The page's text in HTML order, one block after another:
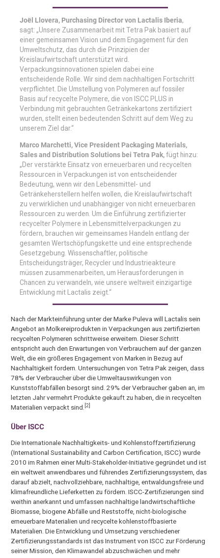
Joël Llovera, Purchasing Director von Lactalis Iberia,
sagt: „Unsere Zusammenarbeit mit Tetra Pak basiert auf
einer gemeinsamen Vision und dem Engagement für den
Umweltschutz, das durch die Prinzipien der
Kreislaufwirtschaft unterstützt wird.
Verpackungsinnovationen spielen dabei eine
entscheidende Rolle. Wir sind dem nachhaltigen Fortschritt
verpflichtet. Die Umstellung von Polymeren auf fossiler
Basis auf recycelte Polymere, die von ISCC PLUS in
Verbindung mit gebrauchten Getränkekartons zertifiziert
wurden, stellt einen bedeutenden Schritt auf dem Weg zu
unserem Ziel dar.“
Marco Marchetti, Vice President Packaging Materials,
Sales and Distribution Solutions bei Tetra Pak,fügt hinzu:
„Der verstärkte Einsatz von erneuerbaren und recycelten
Ressourcen in Verpackungen ist von entscheidender
Bedeutung, wenn wir den Lebensmittel- und
Getränkeherstellern helfen wollen, die Kreislaufwirtschaft
zu verwirklichen und unabhängiger von nicht erneuerbaren
Ressourcen zu werden. Um die Einführung zertifizierter
recycelter Polymere in Lebensmittelverpackungen zu
fördern, brauchen wir gemeinsames Handeln entlang der
gesamten Wertschöpfungskette und eine entsprechende
Gesetzgebung. Wissenschaftler, politische
Entscheidungsträger, Recycler und Industrieakteure
müssen zusammenarbeiten, um Herausforderungen in
Chancen zu verwandeln, wie unsere weltweit einzigartige
Entwicklung mit Lactalis zeigt.“
Nach der Markteinführung unter der Marke Puleva will Lactalis sein
Angebot an Molkereiprodukten in Verpackungen aus zertifizierten
recycelten Polymeren schrittweise erweitern. Dieser Schritt
entspricht auch den Erwartungen von Verbrauchern auf der ganzen
Welt, die ein größeres Engagement von Marken in Bezug auf
Nachhaltigkeit fordern. Untersuchungen von Tetra Pak zeigen, dass
78% der Verbraucher über die Umweltauswirkungen von
Kunststoffabfällen besorgt sind. 29% der Verbraucher gaben an, im
letzten Jahr vermehrt Produkte gekauft zu haben, die in recycelten
Materialien verpackt sind. [2]
Über ISCC
Die Internationale Nachhaltigkeits- und Kohlenstoffzertifizierung
(International Sustainability and Carbon Certification, ISCC) wurde
2010 im Rahmen einer Multi-Stakeholder-Initiative gegründet und ist
ein weltweit anwendbares und führendes Zertifizierungssystem, das
darauf abzielt, nachvollziehbare, nachhaltige, entwaldungsfreie und
klimafreundliche Lieferketten zu fördern. ISCC-Zertifizierungen sind
weithin anerkannt und umfassen nachhaltige landwirtschaftliche
Biomasse, biogene Abfälle und Reststoffe, nicht-biologische
erneuerbare Materialien und recycelte kohlenstoffbasierte
Materialien. Die Entwicklung und Umsetzung verschiedener
Zertifizierungsstandards ist das Instrument von ISCC zur Förderung
seiner Mission, den Klimawandel abzuschwächen und mehr